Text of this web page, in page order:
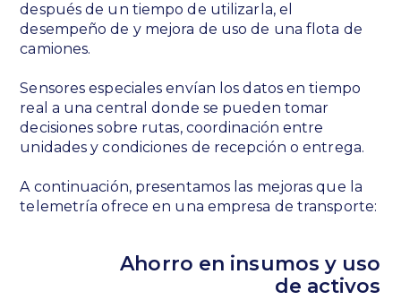
después de un tiempo de utilizarla, el
desempeño de y mejora de uso de una flota de
camiones.
Sensores especiales envían los datos en tiempo
real a una central donde se pueden tomar
decisiones sobre rutas, coordinación entre
unidades y condiciones de recepción o entrega.
A continuación, presentamos las mejoras que la
telemetría ofrece en una empresa de transporte:
Ahorro en insumos y uso
de activos